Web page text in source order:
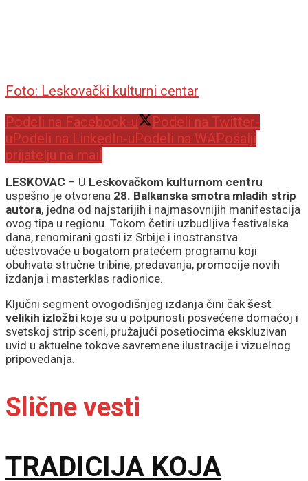
Foto: Leskovački kulturni centar
Podeli na Facebook-u
Podeli na Twitter-
u Podeli na LinkedIn-u Podeli na WAPošalji
prijatelju na mail
LESKOVAC – U Leskovačkom kulturnom centru
uspešno je otvorena 28. Balkanska smotra mladih strip
autora, jedna od najstarijih i najmasovnijih manifestacija
ovog tipa u regionu. Tokom četiri uzbudljiva festivalska
dana, renomirani gosti iz Srbije i inostranstva
učestvovaće u bogatom pratećem programu koji
obuhvata stručne tribine, predavanja, promocije novih
izdanja i masterklas radionice.
Ključni segment ovogodišnjeg izdanja čini čak šest
velikih izložbi koje su u potpunosti posvećene domaćoj i
svetskoj strip sceni, pružajući posetiocima ekskluzivan
uvid u aktuelne tokove savremene ilustracije i vizuelnog
pripovedanja.
Slične vesti
TRADICIJA KOJA